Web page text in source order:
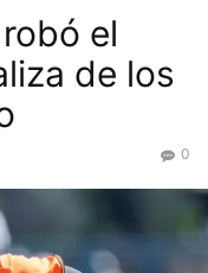
el
de los
0